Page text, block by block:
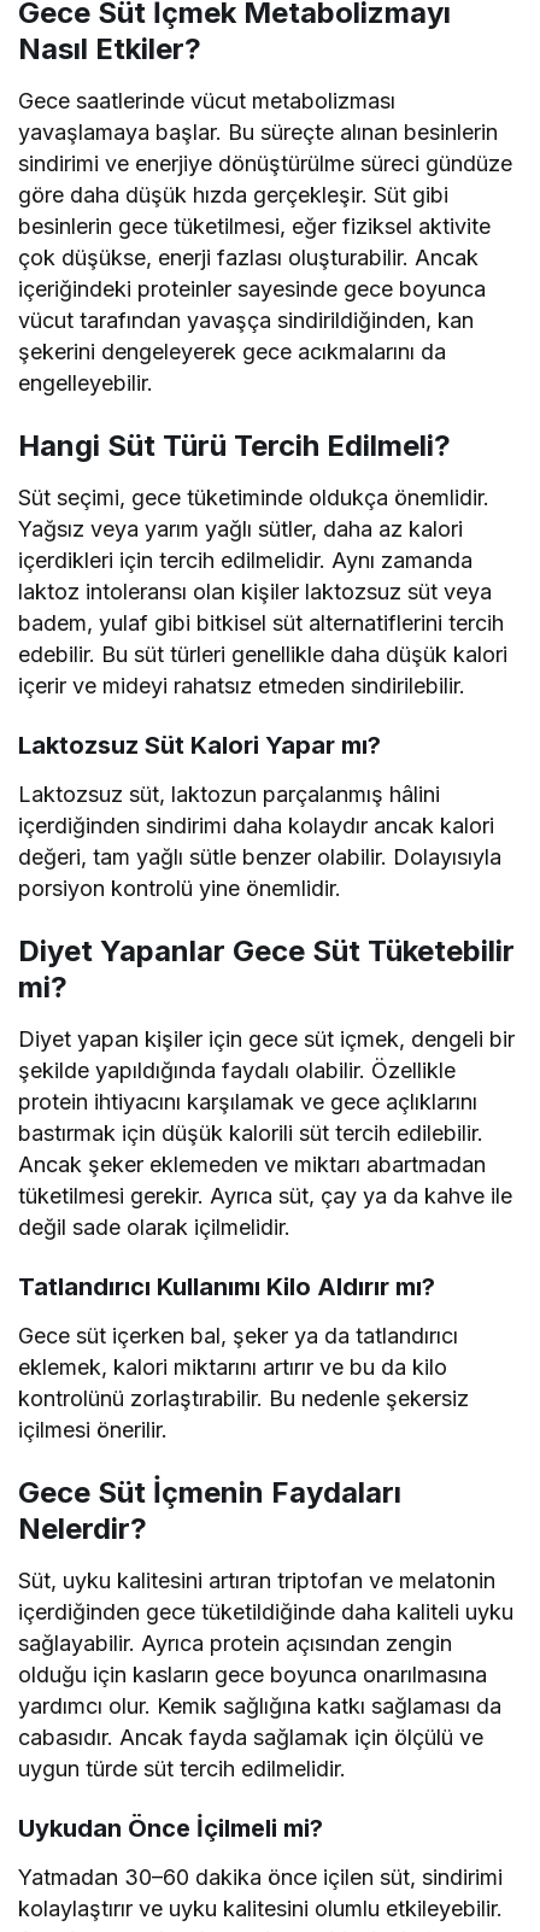
Gece Süt İçmek Metabolizmayı
Nasıl Etkiler?
Gece saatlerinde vücut metabolizması
yavaşlamaya başlar. Bu süreçte alınan besinlerin
sindirimi ve enerjiye dönüştürülme süreci gündüze
göre daha düşük hızda gerçekleşir. Süt gibi
besinlerin gece tüketilmesi, eğer fiziksel aktivite
çok düşükse, enerji fazlası oluşturabilir. Ancak
içeriğindeki proteinler sayesinde gece boyunca
vücut tarafından yavaşça sindirildiğinden, kan
şekerini dengeleyerek gece acıkmalarını da
engelleyebilir.
Hangi Süt Türü Tercih Edilmeli?
Süt seçimi, gece tüketiminde oldukça önemlidir.
Yağsız veya yarım yağlı sütler, daha az kalori
içerdikleri için tercih edilmelidir. Aynı zamanda
laktoz intoleransı olan kişiler laktozsuz süt veya
badem, yulaf gibi bitkisel süt alternatiflerini tercih
edebilir. Bu süt türleri genellikle daha düşük kalori
içerir ve mideyi rahatsız etmeden sindirilebilir.
Laktozsuz Süt Kalori Yapar mı?
Laktozsuz süt, laktozun parçalanmış hâlini
içerdiğinden sindirimi daha kolaydır ancak kalori
değeri, tam yağlı sütle benzer olabilir. Dolayısıyla
porsiyon kontrolü yine önemlidir.
Diyet Yapanlar Gece Süt Tüketebilir
mi?
Diyet yapan kişiler için gece süt içmek, dengeli bir
şekilde yapıldığında faydalı olabilir. Özellikle
protein ihtiyacını karşılamak ve gece açlıklarını
bastırmak için düşük kalorili süt tercih edilebilir.
Ancak şeker eklemeden ve miktarı abartmadan
tüketilmesi gerekir. Ayrıca süt, çay ya da kahve ile
değil sade olarak içilmelidir.
Tatlandırıcı Kullanımı Kilo Aldırır mı?
Gece süt içerken bal, şeker ya da tatlandırıcı
eklemek, kalori miktarını artırır ve bu da kilo
kontrolünü zorlaştırabilir. Bu nedenle şekersiz
içilmesi önerilir.
Gece Süt İçmenin Faydaları
Nelerdir?
Süt, uyku kalitesini artıran triptofan ve melatonin
içerdiğinden gece tüketildiğinde daha kaliteli uyku
sağlayabilir. Ayrıca protein açısından zengin
olduğu için kasların gece boyunca onarılmasına
yardımcı olur. Kemik sağlığına katkı sağlaması da
cabasıdır. Ancak fayda sağlamak için ölçülü ve
uygun türde süt tercih edilmelidir.
Uykudan Önce İçilmeli mi?
Yatmadan 30–60 dakika önce içilen süt, sindirimi
kolaylaştırır ve uyku kalitesini olumlu etkileyebilir.